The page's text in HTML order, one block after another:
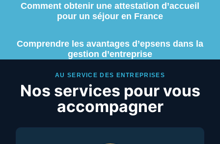
Comment obtenir une attestation d’accueil
pour un séjour en France
Comprendre les avantages d’epsens dans la
gestion d’entreprise
AU SERVICE DES ENTREPRISES
Nos services pour vous
accompagner